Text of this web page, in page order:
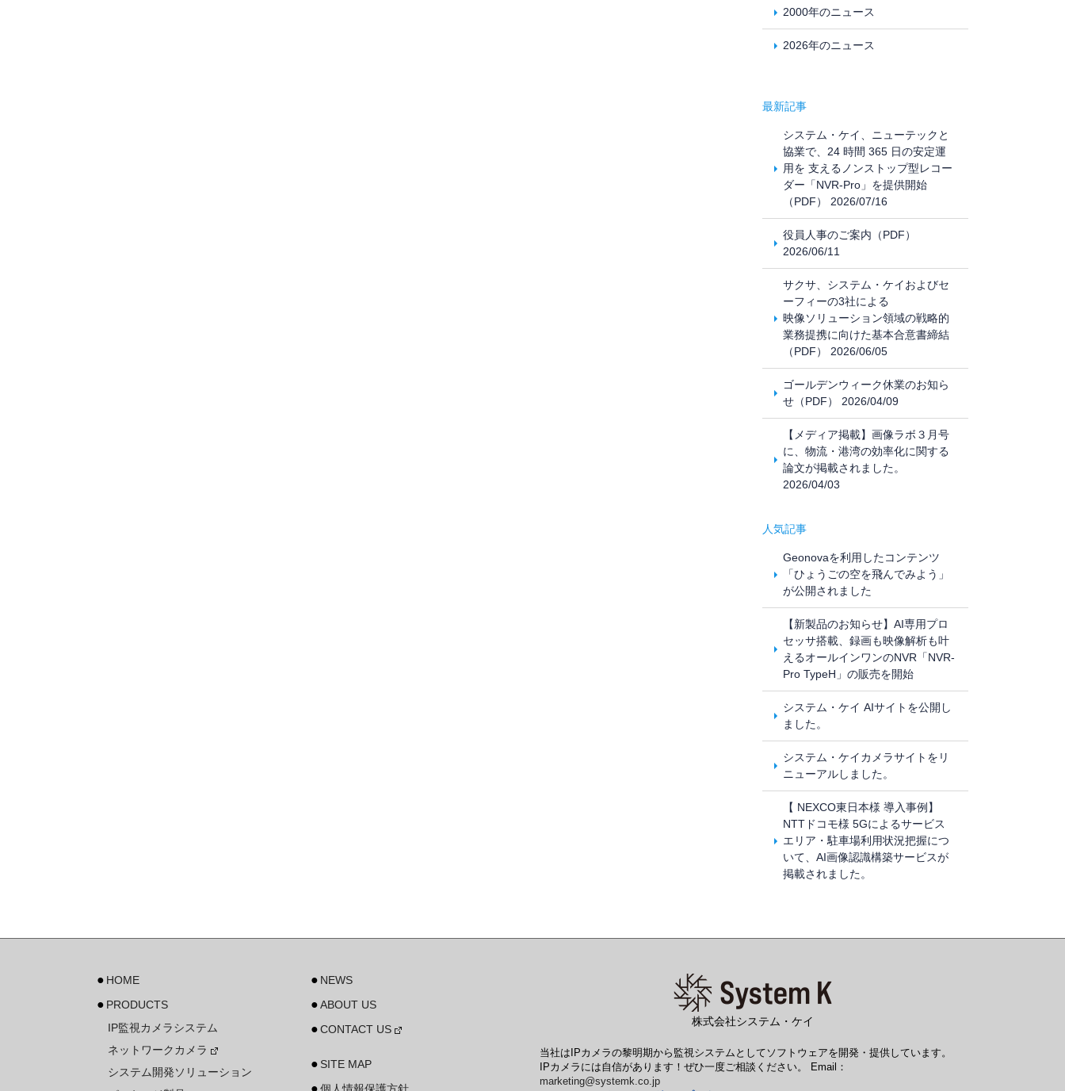
2000年のニュース
2026年のニュース
最新記事
システム・ケイ、ニューテックと
協業で、24 時間 365 日の安定運
用を 支えるノンストップ型レコー
ダー「NVR-Pro」を提供開始
（PDF） 2026/07/16
役員人事のご案内（PDF）
2026/06/11
サクサ、システム・ケイおよびセ
ーフィーの3社による
映像ソリューション領域の戦略的
業務提携に向けた基本合意書締結
（PDF） 2026/06/05
ゴールデンウィーク休業のお知ら
せ（PDF） 2026/04/09
【メディア掲載】画像ラボ３月号
に、物流・港湾の効率化に関する
論文が掲載されました。
2026/04/03
人気記事
Geonovaを利用したコンテンツ
「ひょうごの空を飛んでみよう」
が公開されました
【新製品のお知らせ】AI専用プロ
セッサ搭載、録画も映像解析も叶
えるオールインワンのNVR「NVR-
Pro TypeH」の販売を開始
システム・ケイ AIサイトを公開し
ました。
システム・ケイカメラサイトをリ
ニューアルしました。
【 NEXCO東日本様 導入事例】
NTTドコモ様 5Gによるサービス
エリア・駐車場利用状況把握につ
いて、AI画像認識構築サービスが
掲載されました。
HOME
PRODUCTS
IP監視カメラシステム
ネットワークカメラ
システム開発ソリューション
NEWS
ABOUT US
CONTACT US
SITE MAP
株式会社システム・ケイ
当社はIPカメラの黎明期から監視システムとしてソフトウェアを開発・提供しています。
IPカメラには自信があります！ぜひ一度ご相談ください。 Email：
marketing@systemk.co.jp